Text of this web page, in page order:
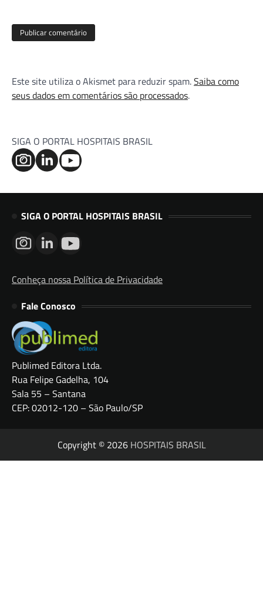
Este site utiliza o Akismet para reduzir spam.Saiba como
seus dados em comentários são processados.
SIGA O PORTAL HOSPITAIS BRASIL
SIGA O PORTAL HOSPITAIS BRASIL
Conheça nossa Política de Privacidade
Fale Conosco
Publimed Editora Ltda.
Rua Felipe Gadelha, 104
Sala 55 – Santana
CEP: 02012-120 – São Paulo/SP
Copyright © 2026 HOSPITAIS BRASIL